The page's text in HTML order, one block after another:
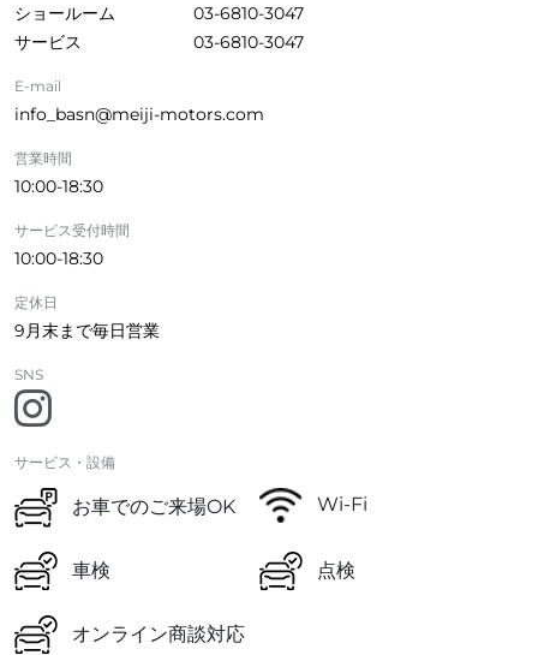
ショールーム
03-6810-3047
サービス
03-6810-3047
E-mail
info_basn@meiji-motors.com
営業時間
10:00-18:30
サービス受付時間
10:00-18:30
定休日
9月末まで毎日営業
SNS
サービス・設備
お車でのご来場OK Wi-Fi
車検 点検
オンライン商談対応